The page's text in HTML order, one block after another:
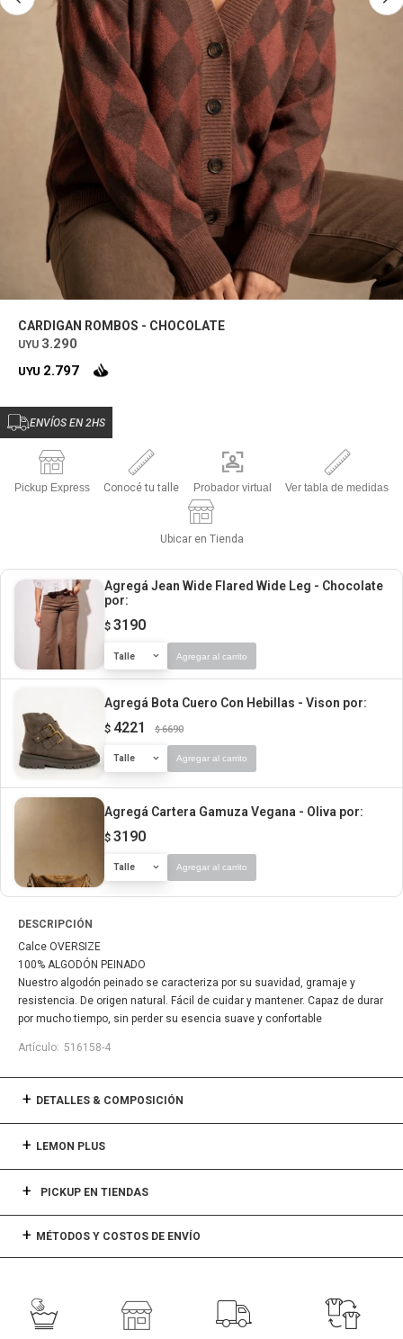
CARDIGAN ROMBOS - CHOCOLATE
UYU 3.290
UYU 2.797
ENVÍOS EN 2HS
Pickup Express Conocé tu talle Probador virtual Ver tabla de medidas
Ubicar en Tienda
Agregá Jean Wide Flared Wide Leg - Chocolate
por:
$ 3190
Talle Agregar al carrito
Agregá Bota Cuero Con Hebillas - Vison por:
$ 4221 $ 6690
Talle Agregar al carrito
Agregá Cartera Gamuza Vegana - Oliva por:
$ 3190
Talle Agregar al carrito
DESCRIPCIÓN
Calce OVERSIZE
100% ALGODÓN PEINADO
Nuestro algodón peinado se caracteriza por su suavidad, gramaje y
resistencia. De origen natural. Fácil de cuidar y mantener. Capaz de durar
por mucho tiempo, sin perder su esencia suave y confortable
516158-4
DETALLES & COMPOSICIÓN
LEMON PLUS
PICKUP EN TIENDAS
MÉTODOS Y COSTOS DE ENVÍO